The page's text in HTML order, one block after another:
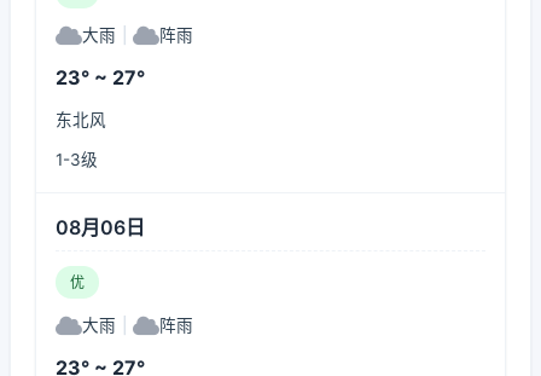
大雨 阵雨
23° ~ 27°
东北风
1-3级
08月06日
优
大雨 阵雨
23° ~ 27°